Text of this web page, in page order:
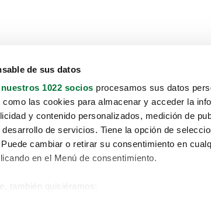
de sus datos
nuestros 1022 socios procesamos sus datos
como las cookies para almacenar y acceder la
y contenido personalizados, medición de
de servicios. Tiene la opción de
cambiar o retirar su consentimiento en
en el Menú de consentimiento.
también quisiéramos: